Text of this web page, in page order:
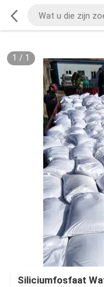
1 / 1
Siliciumfosfaat